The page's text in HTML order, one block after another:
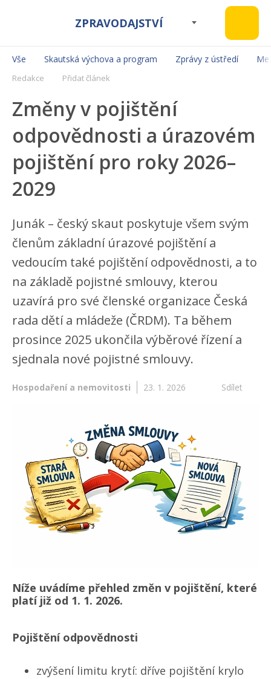
ZPRAVODAJSTVÍ
Vše Skautská výchova a program Zprávy z ústředí
Redakce Přidat článek
Změny v pojištění
odpovědnosti a úrazovém
pojištění pro roky 2026–
2029
Junák – český skaut poskytuje všem svým
členům základní úrazové pojištění a
vedoucím také pojištění odpovědnosti, a to
na základě pojistné smlouvy, kterou
uzavírá pro své členské organizace Česká
rada dětí a mládeže (ČRDM). Ta během
prosince 2025 ukončila výběrové řízení a
sjednala nové pojistné smlouvy.
Hospodaření a nemovitosti 23. 1. 2026 Sdílet
Níže uvádíme přehled změn v pojištění, které
platí již od 1. 1. 2026.
Pojištění odpovědnosti
zvýšení limitu krytí: dříve pojištění krylo